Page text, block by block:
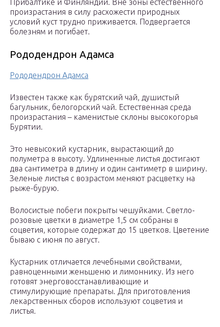
Прибалтике и Финляндии. Вне зоны естественного
произрастания в силу расхожести природных
условий куст трудно приживается. Подвергается
болезням и погибает.
Рододендрон Адамса
Рододендрон Адамса
Известен также как бурятский чай, душистый
багульник, белогорский чай. Естественная среда
произрастания – каменистые склоны высокогорья
Бурятии.
Это невысокий кустарник, вырастающий до
полуметра в высоту. Удлиненные листья достигают
два сантиметра в длину и один сантиметр в ширину.
Зеленые листья с возрастом меняют расцветку на
рыже-бурую.
Волосистые побеги покрыты чешуйками. Светло-
розовые цветки в диаметре 1,5 см собраны в
соцветия, которые содержат до 15 цветков. Цветение
бываю с июня по август.
Кустарник отличается лечебными свойствами,
равноценными женьшеню и лимоннику. Из него
готовят энерговосстанавливающие и
стимулирующие препараты. Для приготовления
лекарственных сборов используют соцветия и
листья.